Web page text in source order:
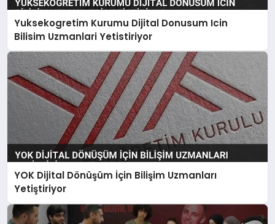
Yuksekogretim Kurumu Dijital Donusum Icin
Bilisim Uzmanlari Yetistiriyor
YOK Dijital Dönüşüm İçin Bilişim Uzmanları
Yetiştiriyor